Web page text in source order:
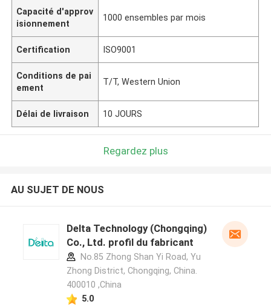
Capacité d'approv
isionnement
1000 ensembles par mois
Certification ISO9001
Conditions de pai
ement
T/T, Western Union
Délai de livraison 10 JOURS
Regardez plus
AU SUJET DE NOUS
Delta Technology (Chongqing)
Co., Ltd. profil du fabricant
No.85 Zhong Shan Yi Road, Yu
Zhong District, Chongqing, China.
400010 ,China
5.0